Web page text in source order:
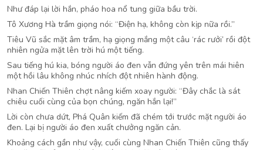
Như đáp lại lời hắn, pháo hoa nổ tung giữa bầu trời.
Tô Xương Hà trầm giọng nói: “Điện hạ, không còn kịp nữa rồi.”
Tiêu Vũ sắc mặt âm trầm, hạ giọng mắng một câu ‘rác rưởi’ rồi đột
nhiên ngửa mặt lên trời hú một tiếng.
Sau tiếng hú kia, bóng người áo đen vẫn đứng yên trên mái hiên
một hồi lâu không nhúc nhích đột nhiên hành động.
Nhan Chiến Thiên chợt nâng kiếm xoay người: “Đây chắc là sát
chiêu cuối cùng của bọn chúng, ngăn hắn lại!”
Lời còn chưa dứt, Phá Quân kiếm đã chém tới trước mặt người áo
đen. Lại bị người áo đen xuất chưởng ngăn cản.
Khoảng cách gần như vậy, cuối cùng Nhan Chiến Thiên cũng thấy